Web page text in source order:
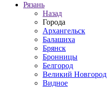
Рязань
Назад
Города
Архангельск
Балашиха
Брянск
Бронницы
Белгород
Великий Новгород
Видное